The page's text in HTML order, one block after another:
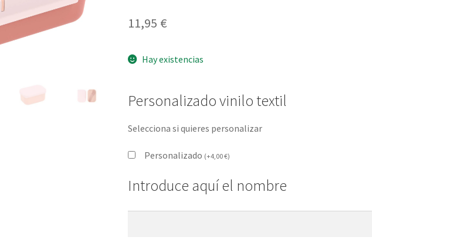
11,95 €
Hay existencias
Personalizado vinilo textil
Selecciona si quieres personalizar
Personalizado (+4,00€)
Introduce aquí el nombre